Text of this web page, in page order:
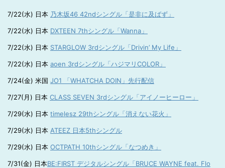
7/22(水) 日本 乃木坂46 42ndシングル「是非に及ばず」
7/22(水) 日本 DXTEEN 7thシングル「Wanna」
7/22(水) 日本 STARGLOW 3rdシングル「Drivin’ My Life」
7/22(水) 日本 aoen 3rdシングル「ハジマリCOLOR」
7/24(金) 米国 JO1 「WHATCHA DOIN」先行配信
7/27(月) 日本 CLASS SEVEN 3rdシングル「アイノーヒーロー」
7/29(水) 日本 timelesz 29thシングル「消えない花火」
7/29(水) 日本 ATEEZ 日本5thシングル
7/29(水) 日本 OCTPATH 10thシングル「なつめき」
7/31(金) 日本BE:FIRST デジタルシングル「BRUCE WAYNE feat. Flo